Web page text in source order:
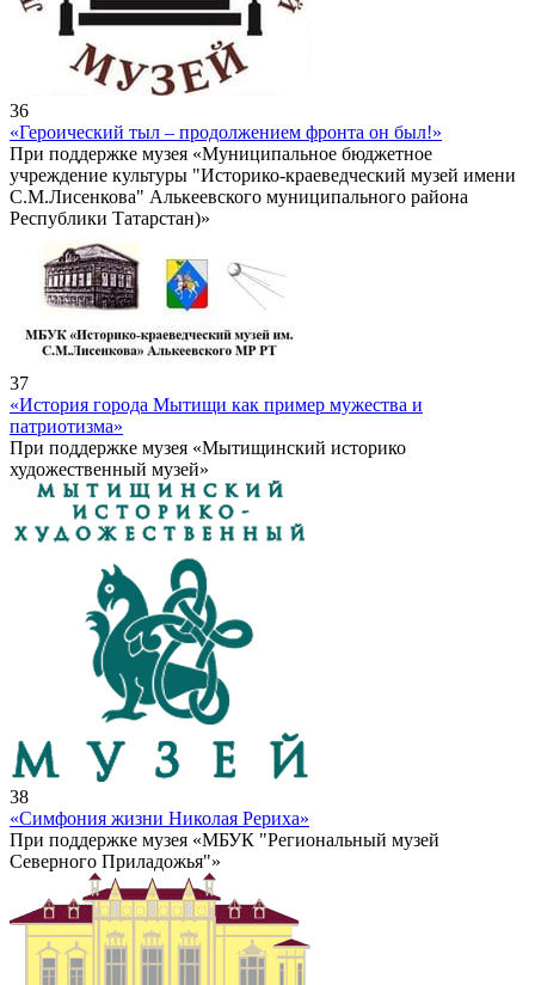
36
«Героический тыл – продолжением фронта он был!»
При поддержке музея «Муниципальное бюджетное
учреждение культуры "Историко-краеведческий музей имени
С.М.Лисенкова" Алькеевского муниципального района
Республики Татарстан)»
37
«История города Мытищи как пример мужества и
патриотизма»
При поддержке музея «Мытищинский историко
художественный музей»
38
«Симфония жизни Николая Рериха»
При поддержке музея «МБУК "Региональный музей
Северного Приладожья"»